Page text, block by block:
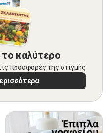
καλύτερο
προσφορές της στιγμής